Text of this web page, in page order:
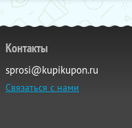
Контакты
sprosi@kupikupon.ru
Связаться с нами